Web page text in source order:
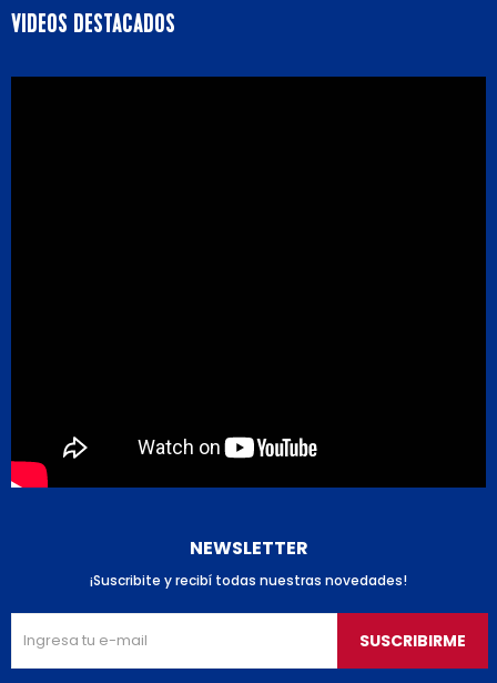
VIDEOS DESTACADOS
NEWSLETTER
¡Suscribite y recibí todas nuestras novedades!
SUSCRIBIRME